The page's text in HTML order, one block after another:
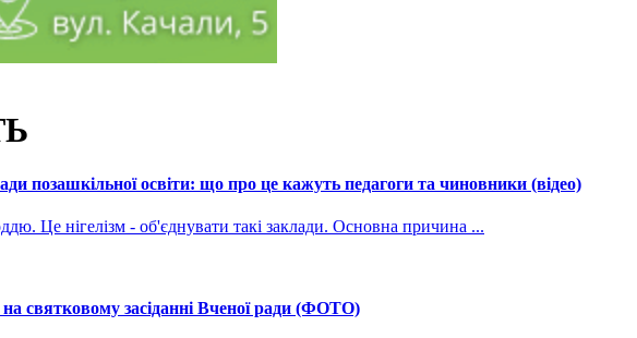
позашкільної освіти: що про це кажуть педагоги та чиновники (відео)
Це нігелізм - об'єднувати такі заклади. Основна причина ...
святковому засіданні Вченої ради (ФОТО)